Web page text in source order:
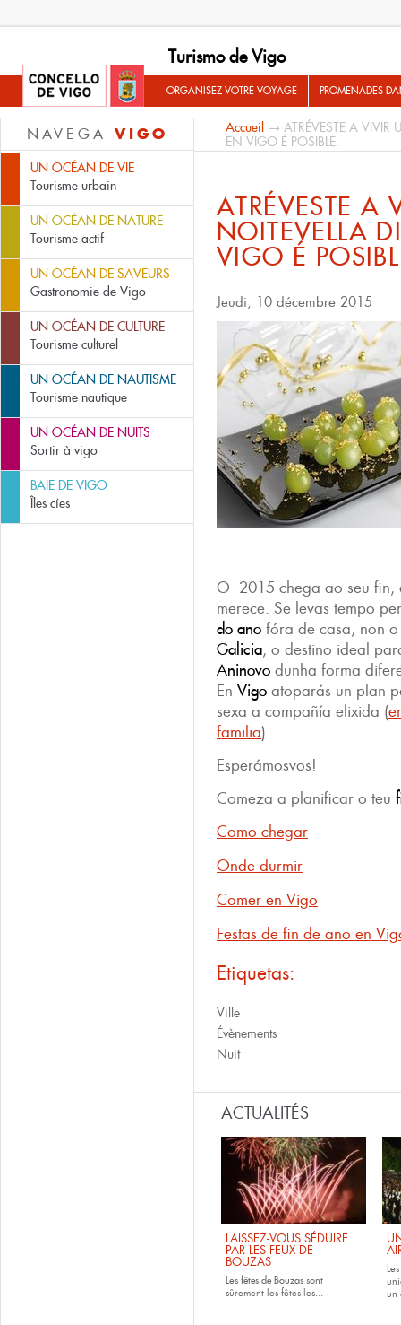
Turismo de Vigo
ORGANISEZ VOTRE VOYAGE PROMENADES
NAVEGA VIGO
UN OCÉAN DE VIE
Tourisme urbain
UN OCÉAN DE NATURE
Tourisme actif
UN OCÉAN DE SAVEURS
Gastronomie de Vigo
UN OCÉAN DE CULTURE
Tourisme culturel
UN OCÉAN DE NAUTISME
Tourisme nautique
UN OCÉAN DE NUITS
Sortir à vigo
BAIE DE VIGO
Îles cíes
Accueil → ATRÉVESTE A VIVIR
EN VIGO É POSIBLE.
ATRÉVESTE A
NOITEVELLA
VIGO É
Jeudi, 10 décembre 2015
O 2015 chega ao seu fin,
merece. Se levas tempo
do ano fóra de casa, non
Galicia, o destino ideal
Aninovo dunha forma
En Vigo atoparás un plan
sexa a compañía elixida (
familia).
Esperámosvos!
Comeza a planificar o teu
Como chegar
Onde durmir
Comer en Vigo
Festas de fin de ano en
Etiquetas:
Ville
Évènements
Nuit
ACTUALITÉS
LAISSEZ-VOUS SÉDUIRE
PAR LES FEUX DE
BOUZAS
Les fêtes de Bouzas sont
sûrement les fêtes les...
Les
un